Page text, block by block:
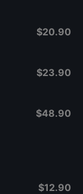
$20.90
$23.90
$48.90
$12.90